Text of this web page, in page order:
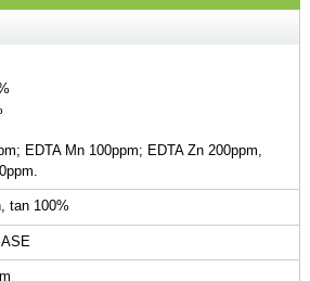
nhỏ giọt hoặc phun qua lá trong
của các loại rau màu, giúp
nhánh, nặng ký
CỦA PHÂN NPK 22-22-
EDTA Mn 100ppm; EDTA Zn 200ppm,
tan 100%